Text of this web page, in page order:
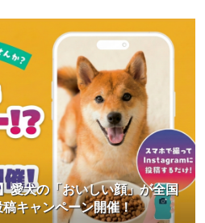
愛犬の「おいしい顔」が全国
キャンペーン開催！